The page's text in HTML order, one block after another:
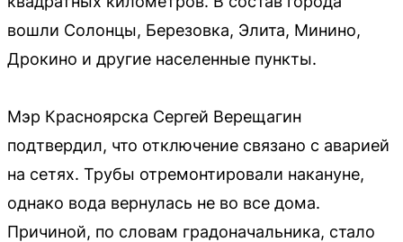
вошли Солонцы, Березовка, Элита, Минино,
Дрокино и другие населенные пункты.
Мэр Красноярска Сергей Верещагин
подтвердил, что отключение связано с аварией
на сетях. Трубы отремонтировали накануне,
однако вода вернулась не во все дома.
Причиной, по словам градоначальника, стало